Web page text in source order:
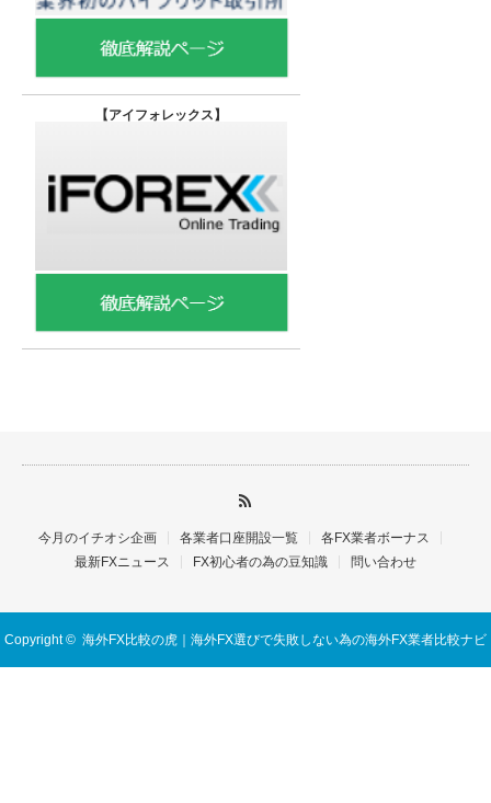
【アイフォレックス】
今月のイチオシ企画 各業者口座開設一覧
各FX業者ボーナス
最新FXニュース
FX初心者の為の豆知識 問い合わせ
Copyright © 海外FX比較の虎｜海外FX選びで失敗しない為の海外FX業者比較ナビ